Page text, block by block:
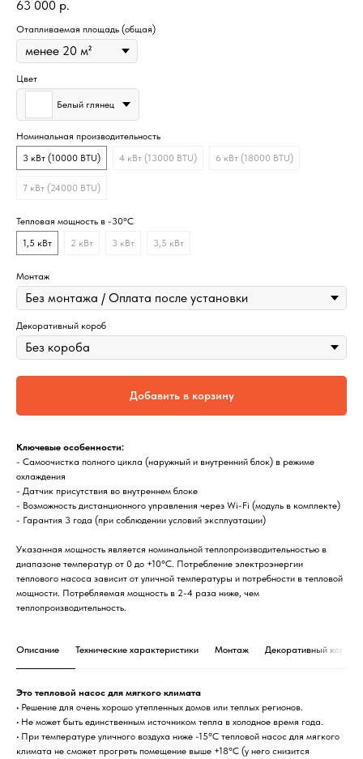
63 000 р.
Отапливаемая площадь (общая)
Цвет
Белый глянец
Номинальная производительность
3 кВт (10000 BTU)
4 кВт (13000 BTU) 6 кВт (18000 BTU)
7 кВт (24000 BTU)
Тепловая мощность в -30°C
1,5 кВт
2 кВт 3 кВт 3,5 кВт
Монтаж
Декоративный короб
Добавить в корзину
Ключевые особенности:
- Самоочистка полного цикла (наружный и внутренний блок) в режиме
охлаждения
- Датчик присутствия во внутреннем блоке
- Возможность дистанционного управления через Wi-Fi (модуль в комплекте)
- Гарантия 3 года (при соблюдении условий эксплуатации)
Указанная мощность является номинальной теплопроизводительностью в
диапазоне температур от 0 до +10°C. Потребление электроэнергии
теплового насоса зависит от уличной температуры и потребности в тепловой
мощности. Потребляемая мощность в 2-4 раза ниже, чем
теплопроизводительность.
Описание Технические характеристики Монтаж Декоративный короб
Это тепловой насос для мягкого климата
• Решение для очень хорошо утепленных домов или теплых регионов.
• Не может быть единственным источником тепла в холодное время года.
• При температуре уличного воздуха ниже -15°C тепловой насос для мягкого
климата не сможет прогреть помещение выше +18°C (у него снизится